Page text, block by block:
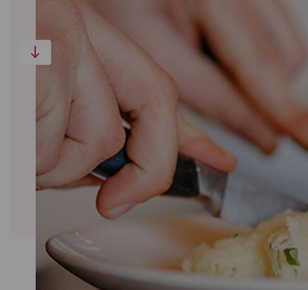
south